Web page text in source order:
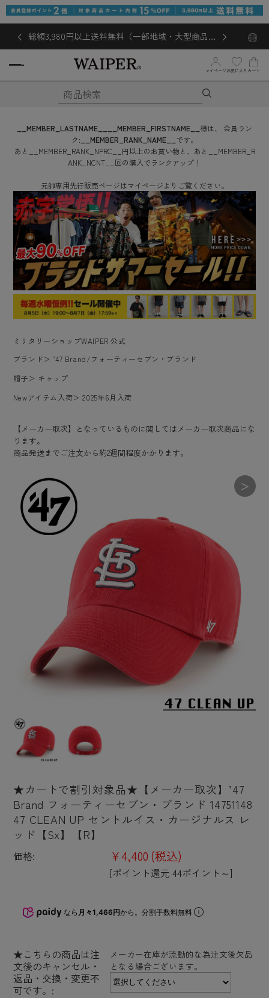
総額3,980円以上送料無料（一部地域・大型商品対
象外あり）
マイページ お気に入り カート
__MEMBER_LASTNAME__ __MEMBER_FIRSTNAME__ 様は、
会員ラン
ク: __MEMBER_RANK_NAME__ です。
あと
__MEMBER_RANK_NPRC__ 円以上のお買い物と、あと
__MEMBER_R
ANK_NCNT__ 回の購入でランクアップ！
元帥専用先行販売ページはマイページよりご覧ください。
ミリタリーショップWAIPER 公式
ブランド＞ ’47 Brand/フォーティーセブン・ブランド
帽子＞ キャップ
Newアイテム入荷＞2025年6月入荷
【メーカー取次】となっているものに関してはメーカー取次商品にな
ります。
商品発送までご注文から約2週間程度かかります。
＞
★カートで割引対象品★【メーカー取次】’47
Brand フォーティーセブン・ブランド 14751148
47 CLEAN UP セントルイス・カージナルス レ
ッド【Sx】【R】
価格: ¥4,400 (税込)
[ポイント還元 44ポイント～]
なら 月々1,466円から。分割手数料無料
★こちらの商品は注
文後のキャンセル・
返品・交換・変更不
可です。:
メーカー在庫が流動的な為注文後欠品
となる場合ございます。